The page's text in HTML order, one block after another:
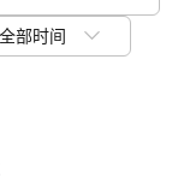
全部时间